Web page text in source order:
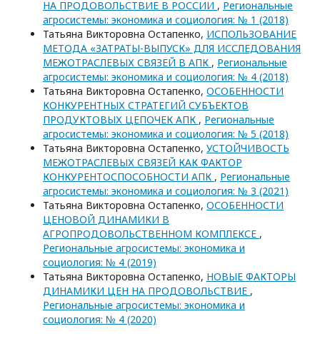
НА ПРОДОВОЛЬСТВИЕ В РОССИИ , Региональные
агросистемы: экономика и социология: № 1 (2018)
Татьяна Викторовна Остапенко, ИСПОЛЬЗОВАНИЕ
МЕТОДА «ЗАТРАТЫ-ВЫПУСК» ДЛЯ ИССЛЕДОВАНИЯ
МЕЖОТРАСЛЕВЫХ СВЯЗЕЙ В АПК , Региональные
агросистемы: экономика и социология: № 4 (2018)
Татьяна Викторовна Остапенко, ОСОБЕННОСТИ
КОНКУРЕНТНЫХ СТРАТЕГИЙ СУБЪЕКТОВ
ПРОДУКТОВЫХ ЦЕПОЧЕК АПК , Региональные
агросистемы: экономика и социология: № 5 (2018)
Татьяна Викторовна Остапенко, УСТОЙЧИВОСТЬ
МЕЖОТРАСЛЕВЫХ СВЯЗЕЙ КАК ФАКТОР
КОНКУРЕНТОСПОСОБНОСТИ АПК , Региональные
агросистемы: экономика и социология: № 3 (2021)
Татьяна Викторовна Остапенко, ОСОБЕННОСТИ
ЦЕНОВОЙ ДИНАМИКИ В
АГРОПРОДОВОЛЬСТВЕННОМ КОМПЛЕКСЕ ,
Региональные агросистемы: экономика и
социология: № 4 (2019)
Татьяна Викторовна Остапенко, НОВЫЕ ФАКТОРЫ
ДИНАМИКИ ЦЕН НА ПРОДОВОЛЬСТВИЕ ,
Региональные агросистемы: экономика и
социология: № 4 (2020)